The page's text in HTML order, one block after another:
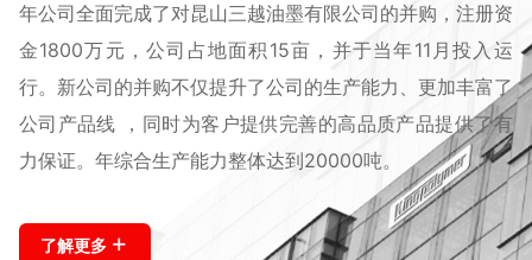
年公司全面完成了对昆山三越油墨有限公司的并购，注册资
金1800万元，公司占地面积15亩，并于当年11月投入运
行。新公司的并购不仅提升了公司的生产能力、更加丰富了
公司产品线 ，同时为客户提供完善的高品质产品提供了有
力保证。年综合生产能力整体达到20000吨。
了解更多 +